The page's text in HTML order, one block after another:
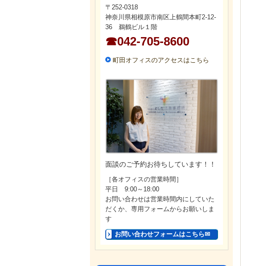
〒252-0318
神奈川県相模原市南区上鶴間本町2-12-
36 鵜鶴ビル１階
☎042-705-8600
町田オフィスのアクセスはこちら
面談のご予約お待ちしています！！
［各オフィスの営業時間］
平日 9:00～18:00
お問い合わせは営業時間内にしていた
だくか、専用フォームからお願いしま
す
お問い合わせフォームはこちら✉